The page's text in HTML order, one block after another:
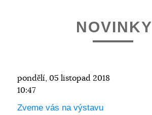
NOVINKY
pondělí, 05 listopad 2018
10:47
Zveme vás na výstavu